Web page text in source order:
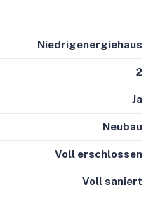
Niedrigenergiehaus
2
Ja
Neubau
Voll erschlossen
Voll saniert